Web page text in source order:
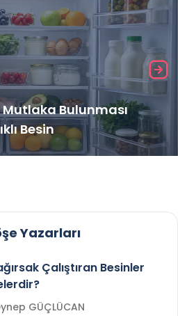
Mutlaka Bulunması
Besin
Yazarları
Çalıştıran Besinler
Zeynep GÜÇLÜCAN